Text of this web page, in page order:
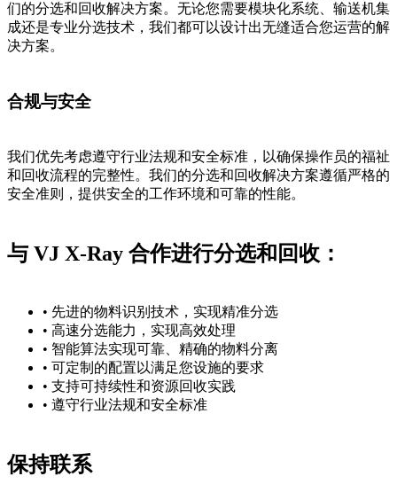
们的分选和回收解决方案。无论您需要模块化系统、输送机集
成还是专业分选技术，我们都可以设计出无缝适合您运营的解
决方案。
合规与安全
我们优先考虑遵守行业法规和安全标准，以确保操作员的福祉
和回收流程的完整性。我们的分选和回收解决方案遵循严格的
安全准则，提供安全的工作环境和可靠的性能。
与 VJ X-Ray 合作进行分选和回收：
• 先进的物料识别技术，实现精准分选
• 高速分选能力，实现高效处理
• 智能算法实现可靠、精确的物料分离
• 可定制的配置以满足您设施的要求
• 支持可持续性和资源回收实践
• 遵守行业法规和安全标准
保持联系